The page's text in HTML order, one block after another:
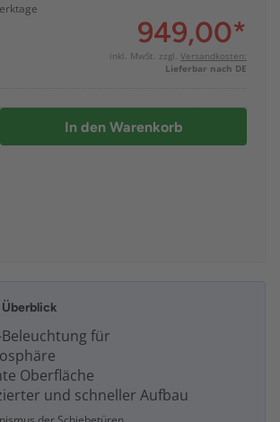
949,00*
inkl. MwSt. zzgl. Versandkosten:
Lieferbar nach DE
In den Warenkorb
Beleuchtung für
Oberfläche
und schneller Aufbau